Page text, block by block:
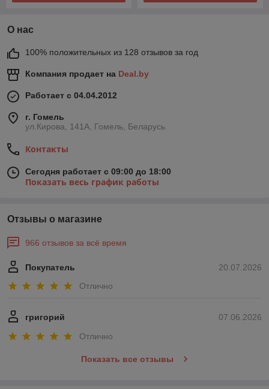
О нас
100% положительных из 128 отзывов за год
Компания продает на Deal.by
Работает с 04.04.2012
г. Гомель
ул.Кирова, 141А, Гомель, Беларусь
Контакты
Сегодня работает с 09:00 до 18:00
Показать весь график работы
Отзывы о магазине
966 отзывов за всё время
20.07.2026
Покупатель
Отлично
07.06.2026
григорий
Отлично
Показать все отзывы